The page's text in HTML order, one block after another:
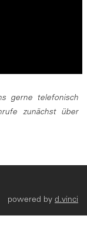
gerne telefonisch
zunächst über
powered by d.vinci